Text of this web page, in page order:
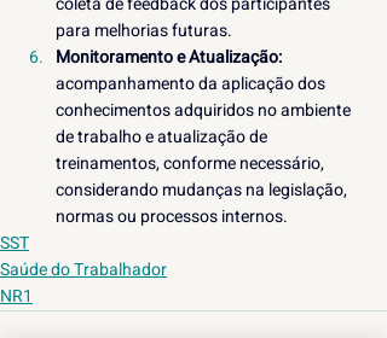
para melhorias futuras.
Monitoramento e Atualização:
acompanhamento da aplicação dos
conhecimentos adquiridos no ambiente
de trabalho e atualização de
treinamentos, conforme necessário,
considerando mudanças na legislação,
normas ou processos internos.
SST
Saúde do Trabalhador
NR1